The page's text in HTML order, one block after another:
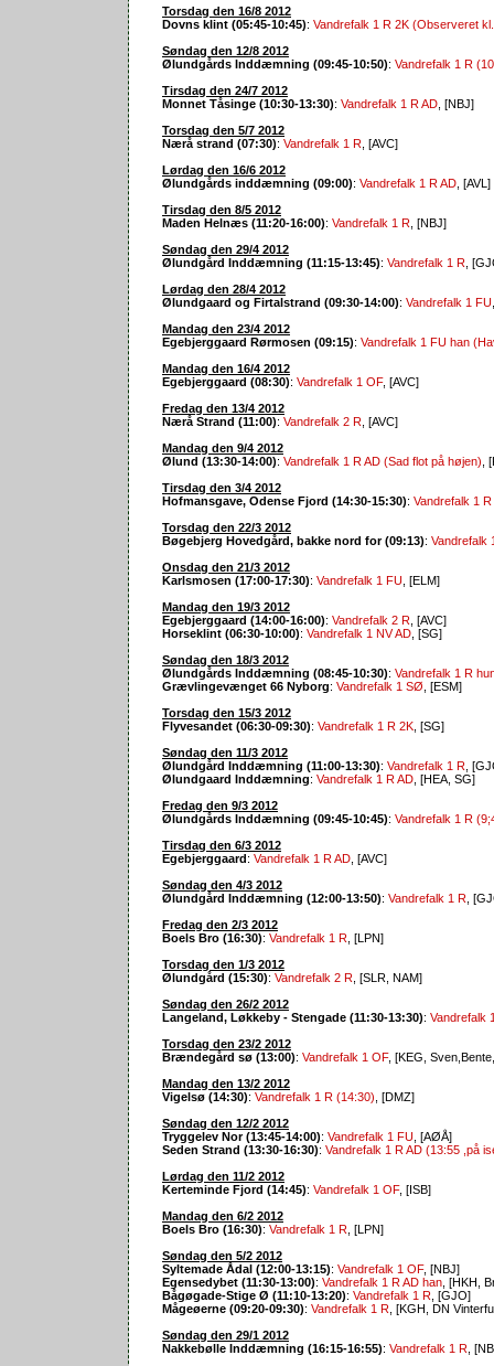
Torsdag den 16/8 2012
Dovns klint (05:45-10:45): Vandrefalk 1 R 2K (Observeret
Søndag den 12/8 2012
Ølundgårds Inddæmning (09:45-10:50): Vandrefalk 1 R
Tirsdag den 24/7 2012
Monnet Tåsinge (10:30-13:30): Vandrefalk 1 R AD , [NBJ]
Torsdag den 5/7 2012
Nærå strand (07:30): Vandrefalk 1 R , [AVC]
Lørdag den 16/6 2012
Ølundgårds inddæmning (09:00): Vandrefalk 1 R AD , [AVL]
Tirsdag den 8/5 2012
Maden Helnæs (11:20-16:00): Vandrefalk 1 R , [NBJ]
Søndag den 29/4 2012
Ølundgård Inddæmning (11:15-13:45): Vandrefalk 1 R ,
Lørdag den 28/4 2012
Ølundgaard og Firtalstrand (09:30-14:00): Vandrefalk 1 FU
Mandag den 23/4 2012
Egebjerggaard Rørmosen (09:15): Vandrefalk 1 FU han
Mandag den 16/4 2012
Egebjerggaard (08:30): Vandrefalk 1 OF, [AVC]
Fredag den 13/4 2012
Nærå Strand (11:00): Vandrefalk 2 R , [AVC]
Mandag den 9/4 2012
Ølund (13:30-14:00): Vandrefalk 1 R AD (Sad flot på højen) ,
Tirsdag den 3/4 2012
Hofmansgave, Odense Fjord (14:30-15:30): Vandrefalk 1 R
Torsdag den 22/3 2012
Bøgebjerg Hovedgård, bakke nord for (09:13): Vandrefalk
Onsdag den 21/3 2012
Karlsmosen (17:00-17:30): Vandrefalk 1 FU , [ELM]
Mandag den 19/3 2012
Egebjerggaard (14:00-16:00): Vandrefalk 2 R , [AVC]
Horseklint (06:30-10:00): Vandrefalk 1 NV AD , [SG]
Søndag den 18/3 2012
Ølundgårds Inddæmning (08:45-10:30): Vandrefalk 1 R
Grævlingevænget 66 Nyborg: Vandrefalk 1 SØ , [ESM]
Torsdag den 15/3 2012
Flyvesandet (06:30-09:30): Vandrefalk 1 R 2K , [SG]
Søndag den 11/3 2012
Ølundgård Inddæmning (11:00-13:30): Vandrefalk 1 R ,
Ølundgaard Inddæmning: Vandrefalk 1 R AD , [HEA, SG]
Fredag den 9/3 2012
Ølundgårds Inddæmning (09:45-10:45): Vandrefalk 1 R
Tirsdag den 6/3 2012
Egebjerggaard: Vandrefalk 1 R AD , [AVC]
Søndag den 4/3 2012
Ølundgård Inddæmning (12:00-13:50): Vandrefalk 1 R ,
Fredag den 2/3 2012
Boels Bro (16:30): Vandrefalk 1 R , [LPN]
Torsdag den 1/3 2012
Ølundgård (15:30): Vandrefalk 2 R , [SLR, NAM]
Søndag den 26/2 2012
Langeland, Løkkeby - Stengade (11:30-13:30): Vandrefalk
Torsdag den 23/2 2012
Brændegård sø (13:00): Vandrefalk 1 OF, [KEG,
Mandag den 13/2 2012
Vigelsø (14:30): Vandrefalk 1 R (14:30) , [DMZ]
Søndag den 12/2 2012
Tryggelev Nor (13:45-14:00): Vandrefalk 1 FU , [AØÅ]
Seden Strand (13:30-16:30): Vandrefalk 1 R AD (13:55 ,på
Lørdag den 11/2 2012
Kerteminde Fjord (14:45): Vandrefalk 1 OF, [ISB]
Mandag den 6/2 2012
Boels Bro (16:30): Vandrefalk 1 R , [LPN]
Søndag den 5/2 2012
Syltemade Ådal (12:00-13:15): Vandrefalk 1 OF, [NBJ]
Egensedybet (11:30-13:00): Vandrefalk 1 R AD han , [HKH,
Bågøgade-Stige Ø (11:10-13:20): Vandrefalk 1 R , [GJO]
Mågeøerne (09:20-09:30): Vandrefalk 1 R , [KGH, DN
Søndag den 29/1 2012
Nakkebølle Inddæmning (16:15-16:55): Vandrefalk 1 R ,